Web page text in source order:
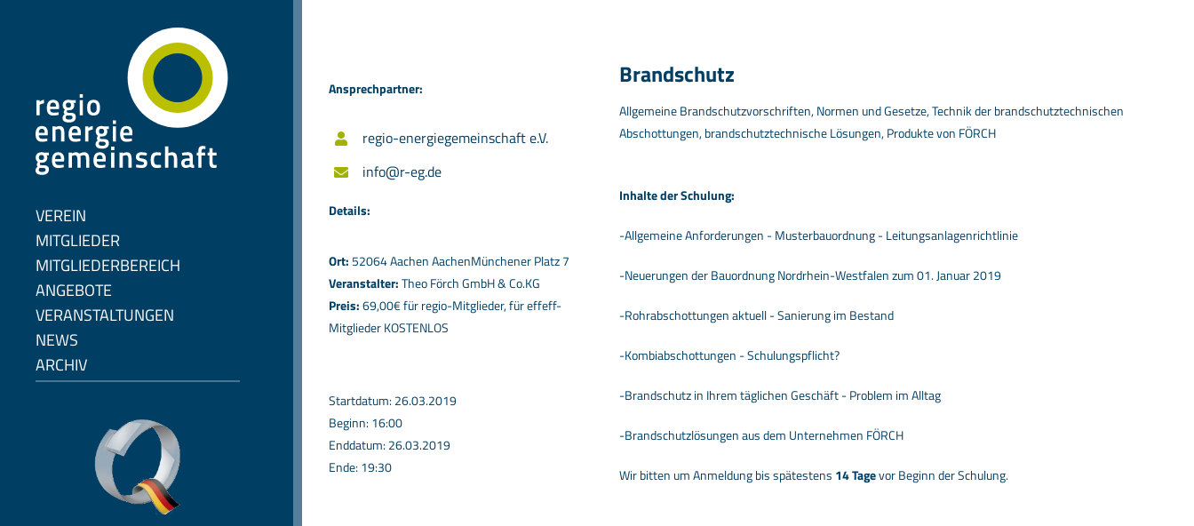
VEREIN
MITGLIEDER
MITGLIEDERBEREICH
ANGEBOTE
VERANSTALTUNGEN
NEWS
ARCHIV
Ansprechpartner:
regio-energiegemeinschaft e.V.
info@r-eg.de
Details:
Ort: 52064 Aachen AachenMünchener Platz 7
Veranstalter:Theo Förch GmbH & Co.KG
Preis:69,00€ für regio-Mitglieder, für effeff-
Mitglieder KOSTENLOS
Startdatum: 26.03.2019
Beginn: 16:00
Enddatum: 26.03.2019
Ende: 19:30
Brandschutz
Allgemeine Brandschutzvorschriften, Normen und Gesetze, Technik der brandschutztechnischen
Abschottungen, brandschutztechnische Lösungen, Produkte von FÖRCH
Inhalte der Schulung:
-Allgemeine Anforderungen - Musterbauordnung - Leitungsanlagenrichtlinie
-Neuerungen der Bauordnung Nordrhein-Westfalen zum 01. Januar 2019
-Rohrabschottungen aktuell - Sanierung im Bestand
-Kombiabschottungen - Schulungspflicht?
-Brandschutz in Ihrem täglichen Geschäft - Problem im Alltag
-Brandschutzlösungen aus dem Unternehmen FÖRCH
Wir bitten um Anmeldung bis spätestens 14 Tagevor Beginn der Schulung.